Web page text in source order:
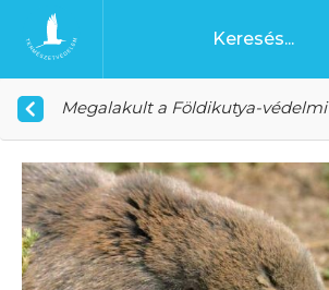
Ugrás a tartalomhoz
Főoldal
Megalakult a Földikutya-védelmi